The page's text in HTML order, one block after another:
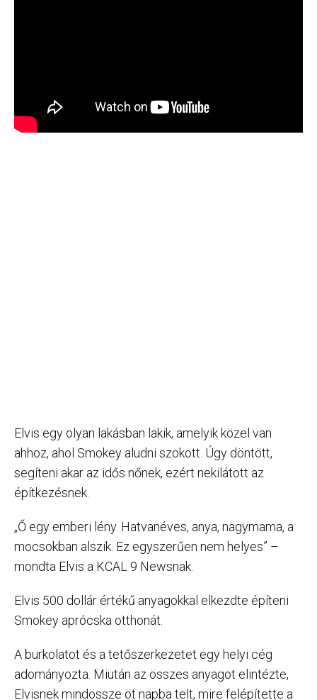
Elvis egy olyan lakásban lakik, amelyik közel van
ahhoz, ahol Smokey aludni szokott. Úgy döntött,
segíteni akar az idős nőnek, ezért nekilátott az
építkezésnek.
„Ő egy emberi lény. Hatvanéves, anya, nagymama, a
mocsokban alszik. Ez egyszerűen nem helyes” –
mondta Elvis a KCAL 9 Newsnak.
Elvis 500 dollár értékű anyagokkal elkezdte építeni
Smokey aprócska otthonát.
A burkolatot és a tetőszerkezetet egy helyi cég
adományozta. Miután az összes anyagot elintézte,
Elvisnek mindössze öt napba telt, mire felépítette a